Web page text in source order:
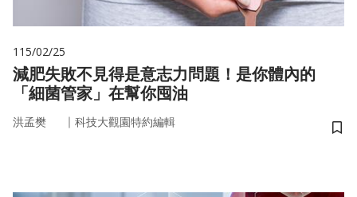
115/02/25
減肥失敗不見得是意志力問題！是你體內的
「細菌管家」在幫你囤油
洪孟樊 ｜ 科技大觀園特約編輯
儲